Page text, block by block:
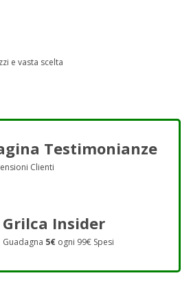
e vasta scelta
Testimonianze
Clienti
Grilca Insider
Guadagna 5€ ogni 99€ Spesi